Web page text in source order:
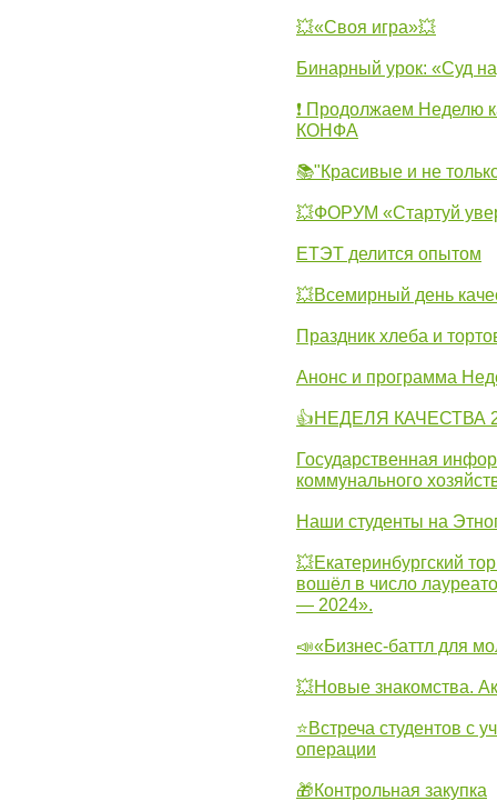
💥«Своя игра»💥
Бинарный урок: «Суд
❗ Продолжаем Неделю
КОНФА
📚"Красивые и не
💥ФОРУМ «Стартуй
ЕТЭТ делится опытом
💥Всемирный день
Праздник хлеба и
Анонс и программа
👍НЕДЕЛЯ КАЧЕСТВА
Государственная
коммунального
Наши студенты на
💥Екатеринбургский
вошёл в число
— 2024».
📣«Бизнес-баттл для
💥Новые знакомства.
⭐Встреча студентов с
операции
🎁Контрольная закупка